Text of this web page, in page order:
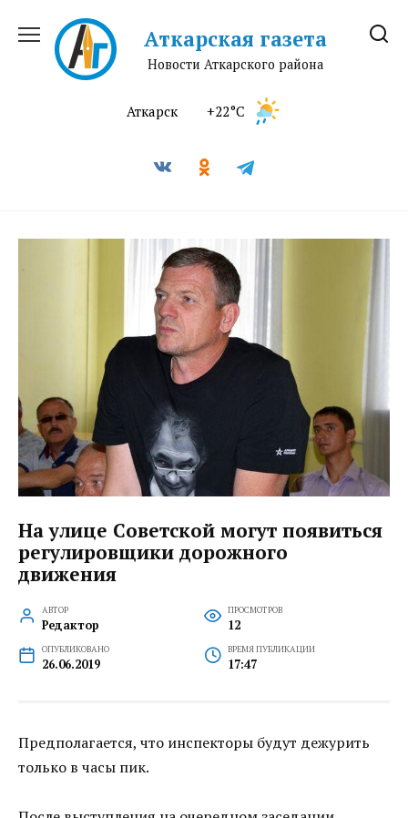
содержанию
Аткарская газета
Новости Аткарского района
Аткарск +22°C
На улице Советской могут появиться
регулировщики дорожного
движения
АВТОР
Редактор
ПРОСМОТРОВ
12
ОПУБЛИКОВАНО
26.06.2019
ВРЕМЯ ПУБЛИКАЦИИ
17:47
Предполагается, что инспекторы будут дежурить
только в часы пик.